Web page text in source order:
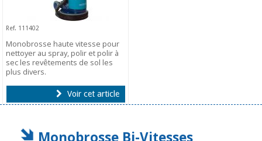
Ref. 111402
Monobrosse haute vitesse pour
nettoyer au spray, polir et polir à
sec les revêtements de sol les
plus divers.
Voir cet article
Monobrosse Bi-Vitesses